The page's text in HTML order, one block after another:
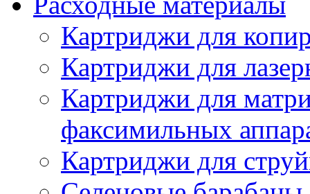
Картриджи для
Картриджи для
Картриджи для
факсимильных
Картриджи для